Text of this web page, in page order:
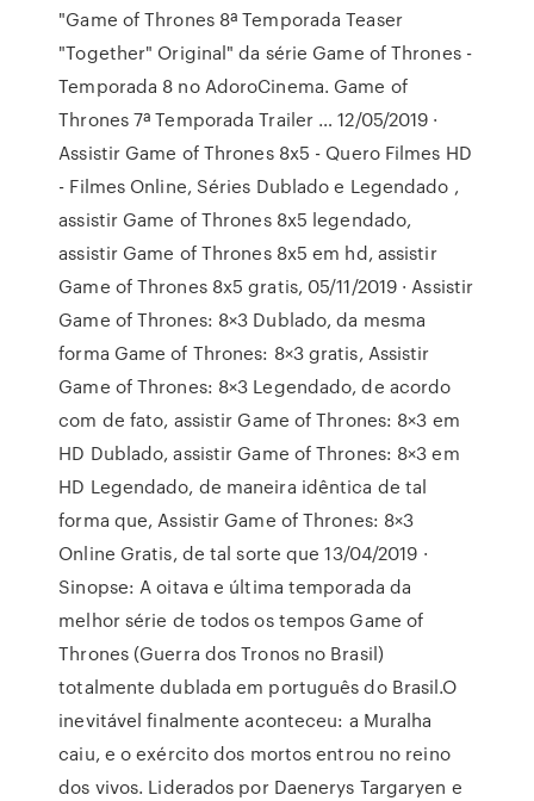
"Game of Thrones 8ª Temporada Teaser
"Together" Original" da série Game of Thrones -
Temporada 8 no AdoroCinema. Game of
Thrones 7ª Temporada Trailer … 12/05/2019 ·
Assistir Game of Thrones 8x5 - Quero Filmes HD
- Filmes Online, Séries Dublado e Legendado ,
assistir Game of Thrones 8x5 legendado,
assistir Game of Thrones 8x5 em hd, assistir
Game of Thrones 8x5 gratis, 05/11/2019 · Assistir
Game of Thrones: 8×3 Dublado, da mesma
forma Game of Thrones: 8×3 gratis, Assistir
Game of Thrones: 8×3 Legendado, de acordo
com de fato, assistir Game of Thrones: 8×3 em
HD Dublado, assistir Game of Thrones: 8×3 em
HD Legendado, de maneira idêntica de tal
forma que, Assistir Game of Thrones: 8×3
Online Gratis, de tal sorte que 13/04/2019 ·
Sinopse: A oitava e última temporada da
melhor série de todos os tempos Game of
Thrones (Guerra dos Tronos no Brasil)
totalmente dublada em português do Brasil.O
inevitável finalmente aconteceu: a Muralha
caiu, e o exército dos mortos entrou no reino
dos vivos. Liderados por Daenerys Targaryen e